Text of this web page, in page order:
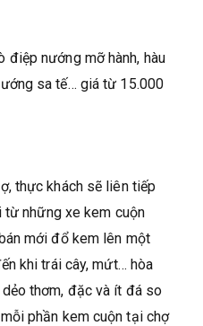
điệp nướng mỡ hành, hàu
sa tế… giá từ 15.000
thực khách sẽ liên tiếp
những xe kem cuộn
mới đổ kem lên một
khi trái cây, mứt… hòa
dẻo thơm, đặc và ít đá so
phần kem cuộn tại chợ